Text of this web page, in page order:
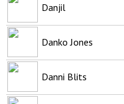
Danjil
Danko Jones
Danni Blits